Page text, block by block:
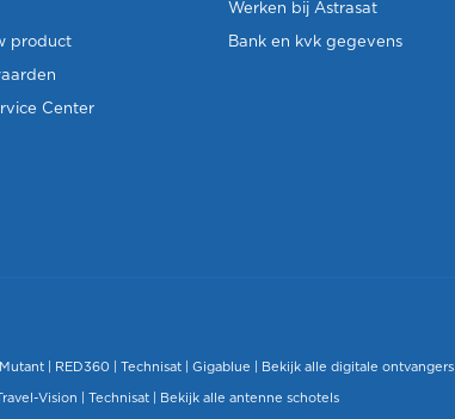
product
Center
Werken bij Astrasat
Bank en kvk gegevens
Mutant | RED360 | Technisat Gigablue Bekijk alle digitale ontvangers
Vision Technisat Bekijk alle antenne schotels